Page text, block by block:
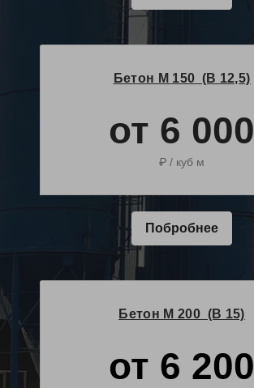
Бетон М 150 (B 12,5)
от 6 000
₽ / куб м
Побробнее
Бетон М 200 (B 15)
от 6 200